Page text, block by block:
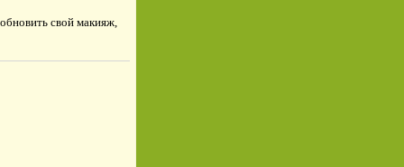
свой макияж,